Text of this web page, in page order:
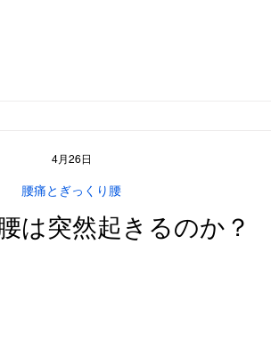
は突然起きるのか？
腰痛とぎっくり腰
4月26日